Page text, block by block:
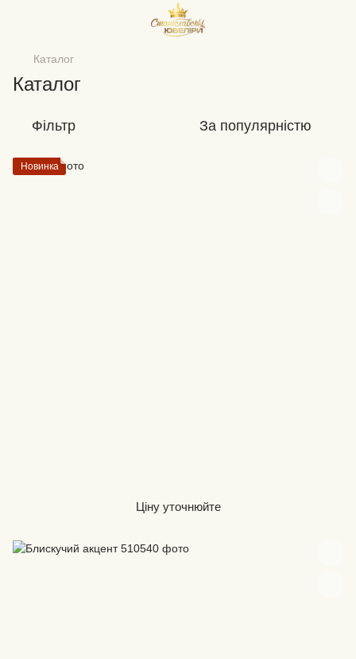
Каталог
Каталог
Фільтр За популярністю
Новинка
Ціну уточнюйте